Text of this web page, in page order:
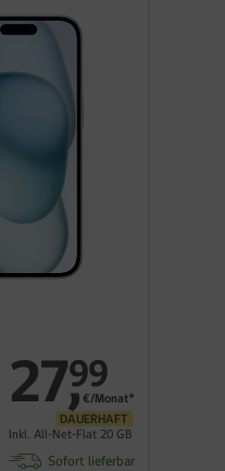
27,
99
€/Monat*
DAUERHAFT
Inkl. All-Net-Flat 20 GB
Sofort lieferbar